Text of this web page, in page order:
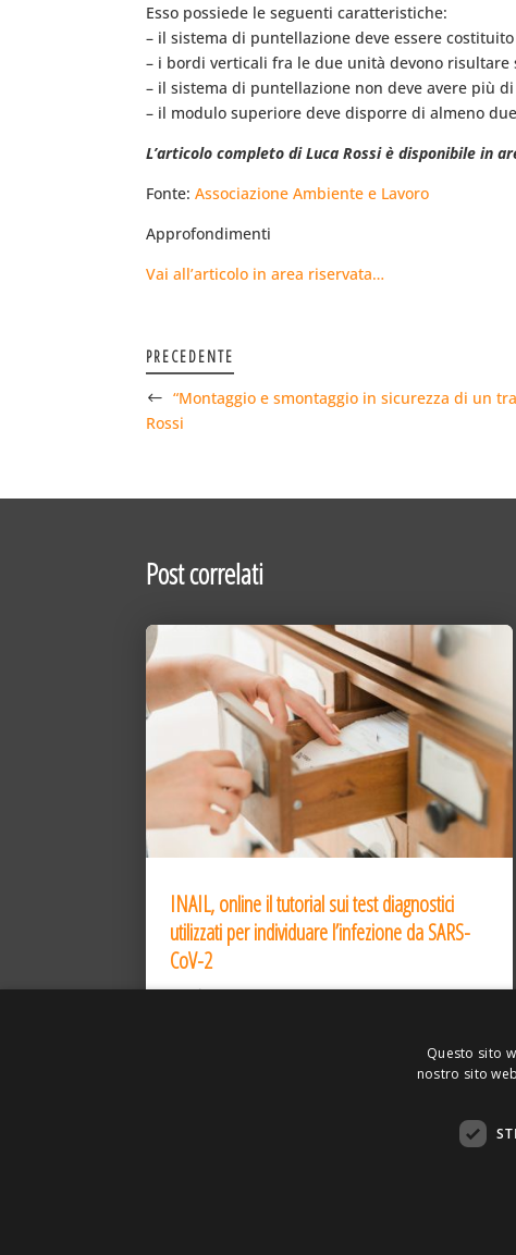
Esso possiede le seguenti caratteristiche:
– il sistema di puntellazione deve essere
– i bordi verticali fra le due unità devono risultare
– il sistema di puntellazione non deve avere più
– il modulo superiore deve disporre di almeno
L’articolo completo di Luca Rossi è disponibile in
Fonte:Associazione Ambiente e Lavoro
Approfondimenti
Vai all’articolo in area riservata…
PRECEDENTE
“Montaggio e smontaggio in sicurezza di un
Rossi
Post correlati
INAIL, online il tutorial sui test diagnostici
utilizzati per individuare l’infezione da SARS-
CoV-2
31 Dic 2020
ASSOCIAZIONE AMBIENTE E LAVORO –
SITO
Questo sito
nostro sito